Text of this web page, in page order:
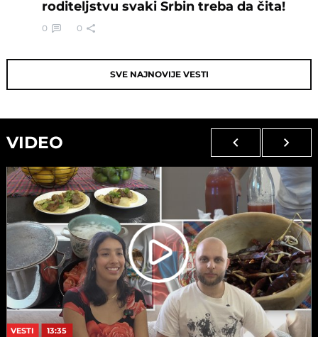
roditeljstvu svaki Srbin treba da čita!
0 0
SVE NAJNOVIJE VESTI
VIDEO
VESTI 13:35